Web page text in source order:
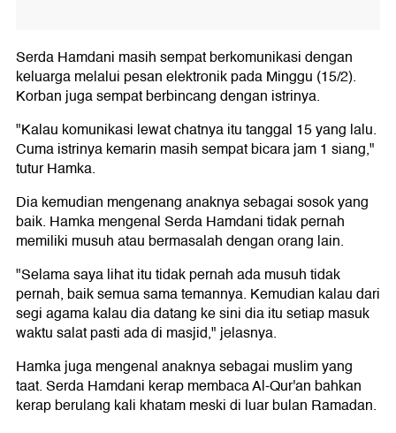
Serda Hamdani masih sempat berkomunikasi dengan
keluarga melalui pesan elektronik pada Minggu (15/2).
Korban juga sempat berbincang dengan istrinya.
"Kalau komunikasi lewat chatnya itu tanggal 15 yang lalu.
Cuma istrinya kemarin masih sempat bicara jam 1 siang,"
tutur Hamka.
Dia kemudian mengenang anaknya sebagai sosok yang
baik. Hamka mengenal Serda Hamdani tidak pernah
memiliki musuh atau bermasalah dengan orang lain.
"Selama saya lihat itu tidak pernah ada musuh tidak
pernah, baik semua sama temannya. Kemudian kalau dari
segi agama kalau dia datang ke sini dia itu setiap masuk
waktu salat pasti ada di masjid," jelasnya.
Hamka juga mengenal anaknya sebagai muslim yang
taat. Serda Hamdani kerap membaca Al-Qur'an bahkan
kerap berulang kali khatam meski di luar bulan Ramadan.